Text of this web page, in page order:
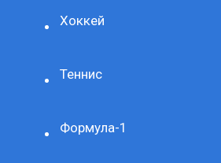
Хоккей
Теннис
Формула-1